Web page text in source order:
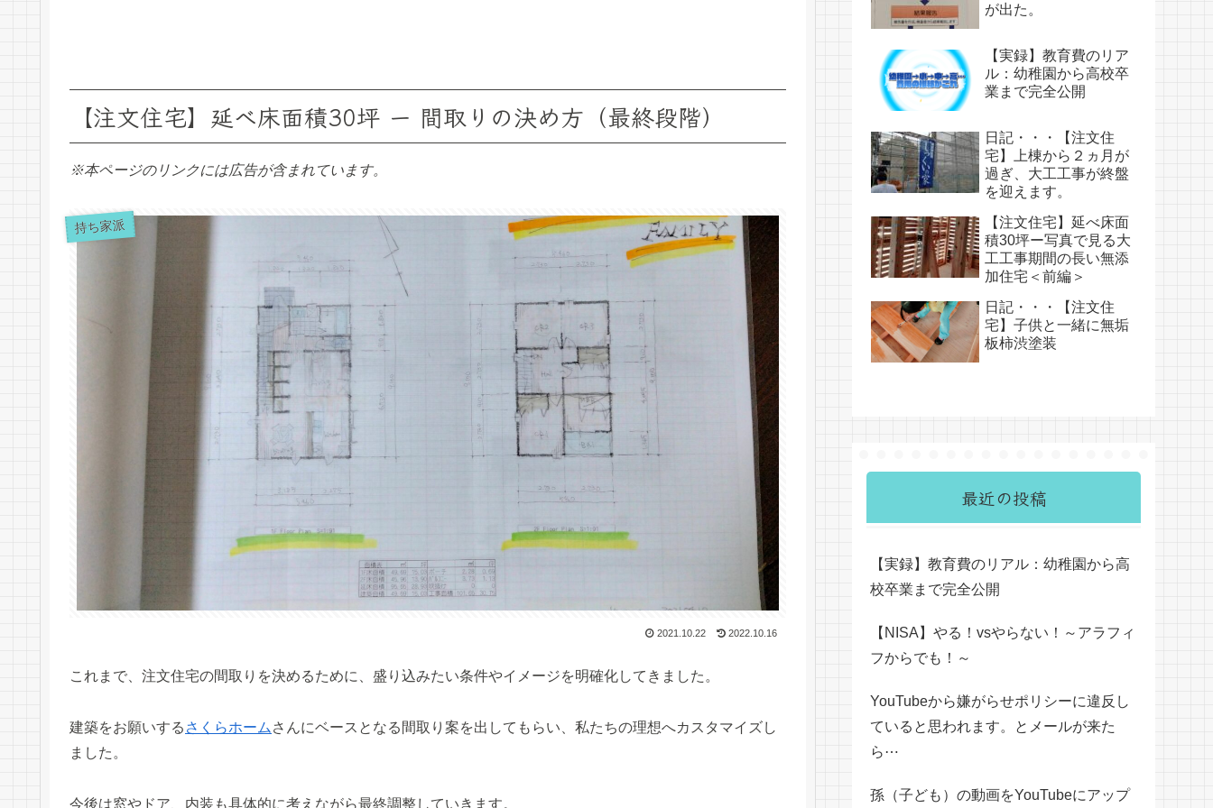
【注文住宅】延べ床面積30坪 ー 間取りの決め方（最終段階）
※本ページのリンクには広告が含まれています。
持ち家派
2021.10.22 2022.10.16
これまで、注文住宅の間取りを決めるために、盛り込みたい条件やイメージを明確化してきました。
建築をお願いする さくらホーム さんにベースとなる間取り案を出してもらい、私たちの理想へカスタマイズし
ました。
今後は窓やドア、内装も具体的に考えながら最終調整していきます。
が出た。
【実録】教育費のリア
ル：幼稚園から高校卒
業まで完全公開
日記・・・【注文住
宅】上棟から２ヵ月が
過ぎ、大工工事が終盤
を迎えます。
【注文住宅】延べ床面
積30坪ー写真で見る大
工工事期間の長い無添
加住宅＜前編＞
日記・・・【注文住
宅】子供と一緒に無垢
板柿渋塗装
最近の投稿
【実録】教育費のリアル：幼稚園から高
校卒業まで完全公開
【NISA】やる！vsやらない！～アラフィ
フからでも！～
YouTubeから嫌がらせポリシーに違反し
ていると思われます。とメールが来た
ら⋯
孫（子ども）の動画をYouTubeにアップ